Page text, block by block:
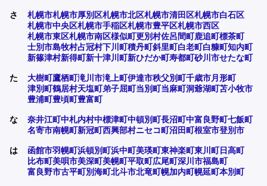
さ 札幌市札幌市厚別区札幌市北区札幌市清田区札幌市白石区
札幌市中央区札幌市手稲区札幌市豊平区札幌市西区
札幌市東区札幌市南区様似町更別村佐呂間町鹿追町標茶町
士別市島牧村占冠村下川町積丹町斜里町白老町白糠町知内町
新篠津村新得町新十津川町新ひだか町寿都町砂川市せたな町
た 大樹町鷹栖町滝川市滝上町伊達市秩父別町千歳市月形町
津別町鶴居村天塩町弟子屈町当別町当麻町洞爺湖町苫小牧市
豊浦町豊頃町豊富町
な 奈井江町中札内村中標津町中頓別町長沼町中富良野町七飯町
名寄市南幌町新冠町西興部村ニセコ町沼田町根室市登別市
は 函館市羽幌町浜頓別町浜中町美瑛町東神楽町東川町日高町
比布町美唄市美深町美幌町平取町広尾町深川市福島町
富良野市古平町別海町北斗市北竜町幌加内町幌延町本別町